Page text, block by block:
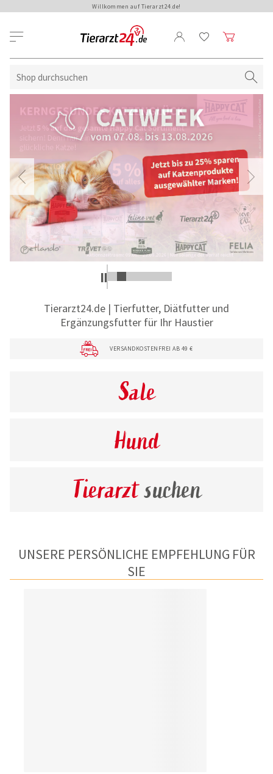
Willkommen auf Tierarzt24.de!
Tierarzt24.de | Tierfutter, Diätfutter und
Ergänzungsfutter für Ihr Haustier
VERSANDKOSTENFREI AB 49 €
Sale
Hund
Tierarztsuchen
UNSERE PERSÖNLICHE EMPFEHLUNG FÜR
SIE